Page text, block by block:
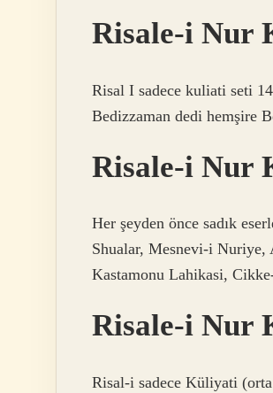
Risale-i Nur
Risal I sadece kuliati seti
Bedizzaman dedi hemşire
Risale-i Nur
Her şeyden önce sadık
Shualar, Mesnevi-i
Kastamonu Lahikasi,
Risale-i Nur
Risal-i sadece Küliyati